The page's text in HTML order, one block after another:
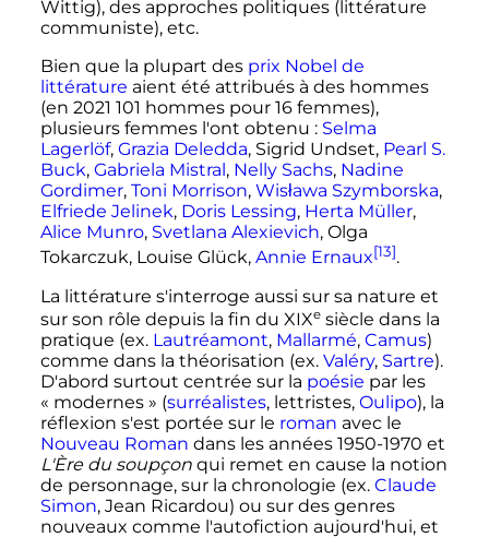
Wittig), des approches politiques (littérature
communiste), etc.
Bien que la plupart des prix Nobel de
littérature aient été attribués à des hommes
(en 2021 101 hommes pour 16 femmes),
plusieurs femmes l'ont obtenu : Selma
Lagerlöf, Grazia Deledda, Sigrid Undset, Pearl S.
Buck, Gabriela Mistral , Nelly Sachs, Nadine
Gordimer, Toni Morrison, Wisława Szymborska,
Elfriede Jelinek, Doris Lessing, Herta Müller,
Alice Munro, Svetlana Alexievich, Olga
Tokarczuk, Louise Glück, Annie Ernaux[13].
La littérature s'interroge aussi sur sa nature et
sur son rôle depuis la fin du XIXe siècle dans la
pratique (ex. Lautréamont, Mallarmé, Camus)
comme dans la théorisation (ex. Valéry, Sartre).
D'abord surtout centrée sur la poésie par les
« modernes » (surréalistes, lettristes, Oulipo), la
réflexion s'est portée sur le roman avec le
Nouveau Roman dans les années 1950-1970 et
L'Ère du soupçonqui remet en cause la notion
de personnage, sur la chronologie (ex. Claude
Simon, Jean Ricardou) ou sur des genres
nouveaux comme l'autofiction aujourd'hui, et